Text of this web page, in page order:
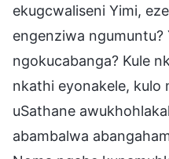
ekugcwaliseni Yimi,
engenziwa
ngokucabanga? Kule
nkathi eyonakele, kulo
uSathane
abambalwa